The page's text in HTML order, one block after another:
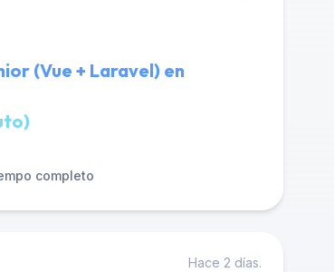
(Vue + Laravel) en
completo
Hace 2 días.